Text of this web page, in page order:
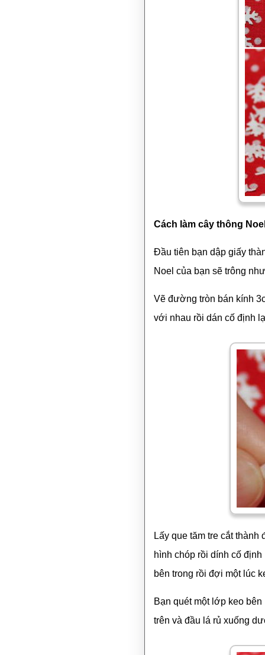
Cách làm cây thông
Đầu tiên bạn dập giấy
Noel của bạn sẽ trông
Vẽ đường tròn bán kính
với nhau rồi dán cố định
Lấy que tăm tre cắt
hình chóp rồi dính cố
bên trong rồi đợi một lúc
Bạn quét một lớp keo
trên và đầu lá rủ xuống